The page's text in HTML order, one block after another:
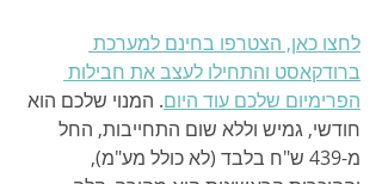
לחצו כאן, הצטרפו בחינם למערכת
ברודקאסט והתחילו לעצב את חבילות
הפרימיום שלכם עוד היום. המנוי שלכם הוא
חודשי, גמיש וללא שום התחייבות, החל
מ-439 ש"ח בלבד (לא כולל מע"מ),